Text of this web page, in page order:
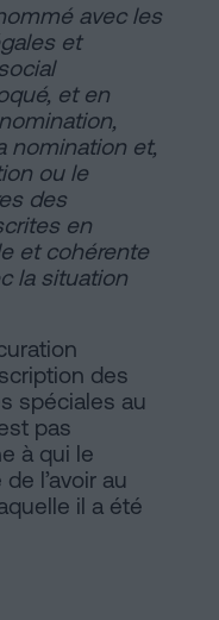
avec les
et
et en
nomination et,
ou le
des
en
et cohérente
la situation
des
spéciales au
pas
à qui le
l’avoir au
il a été